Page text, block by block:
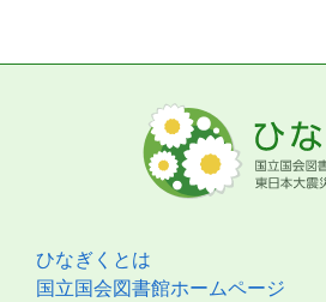
ひなぎくとは
国立国会図書館ホームページ